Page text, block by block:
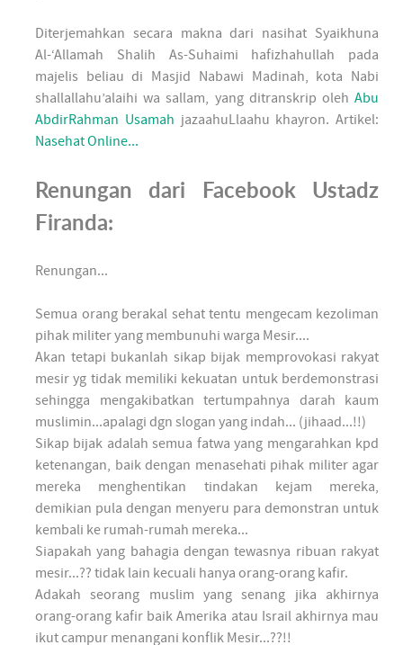
Diterjemahkan secara makna dari nasihat Syaikhuna
Al-‘Allamah Shalih As-Suhaimi hafizhahullah pada
majelis beliau di Masjid Nabawi Madinah, kota Nabi
shallallahu’alaihi wa sallam, yang ditranskrip oleh Abu
AbdirRahman Usamah jazaahuLlaahu khayron. Artikel:
Nasehat Online...
Renungan dari Facebook Ustadz
Firanda:
Renungan...
Semua orang berakal sehat tentu mengecam kezoliman
pihak militer yang membunuhi warga Mesir....
Akan tetapi bukanlah sikap bijak memprovokasi rakyat
mesir yg tidak memiliki kekuatan untuk berdemonstrasi
sehingga mengakibatkan tertumpahnya darah kaum
muslimin...apalagi dgn slogan yang indah... (jihaad...!!)
Sikap bijak adalah semua fatwa yang mengarahkan kpd
ketenangan, baik dengan menasehati pihak militer agar
mereka menghentikan tindakan kejam mereka,
demikian pula dengan menyeru para demonstran untuk
kembali ke rumah-rumah mereka...
Siapakah yang bahagia dengan tewasnya ribuan rakyat
mesir...?? tidak lain kecuali hanya orang-orang kafir.
Adakah seorang muslim yang senang jika akhirnya
orang-orang kafir baik Amerika atau Israil akhirnya mau
ikut campur menangani konflik Mesir...??!!